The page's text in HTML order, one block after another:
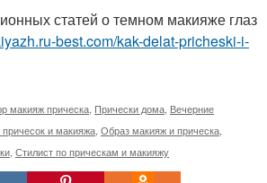
статей о темном макияже глаз
best.com/kak-delat-pricheski-i-
макияж прическа Прически дома Вечерние
и макияжа Образ макияж и прическа
Стилист по прическам и макияжу